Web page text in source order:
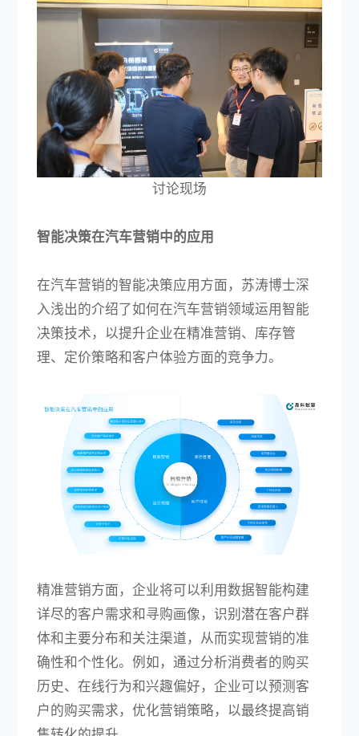
讨论现场
智能决策在汽车营销中的应用
在汽车营销的智能决策应用方面，苏涛博士深
入浅出的介绍了如何在汽车营销领域运用智能
决策技术，以提升企业在精准营销、库存管
理、定价策略和客户体验方面的竞争力。
精准营销方面，企业将可以利用数据智能构建
详尽的客户需求和寻购画像，识别潜在客户群
体和主要分布和关注渠道，从而实现营销的准
确性和个性化。例如，通过分析消费者的购买
历史、在线行为和兴趣偏好，企业可以预测客
户的购买需求，优化营销策略，以最终提高销